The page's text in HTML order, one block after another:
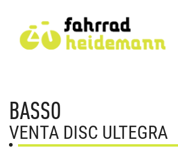
BASSO
VENTA DISC ULTEGRA